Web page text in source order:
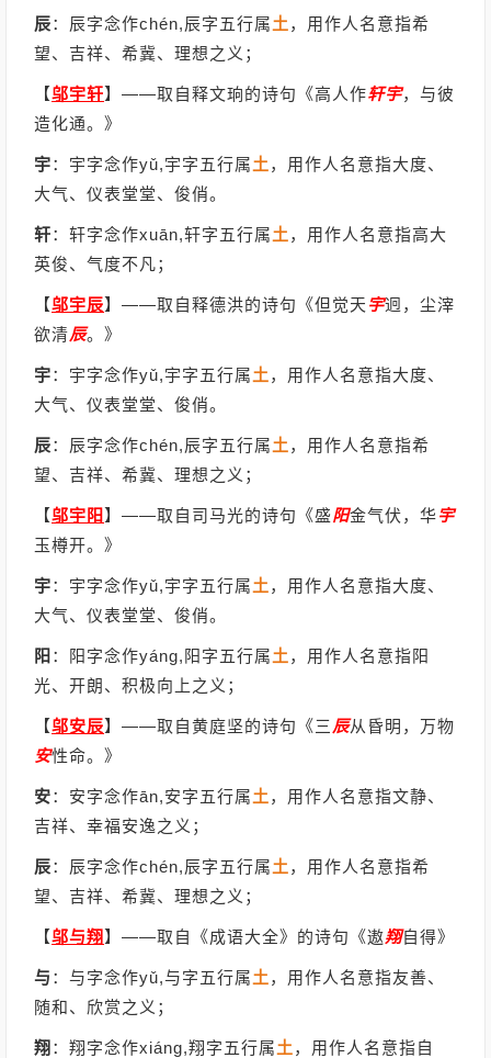
辰：辰字念作chén,辰字五行属土 ，用作人名意指希
望、吉祥、希冀、理想之义；
【邬宇轩】 ——取自释文珦的诗句《高人作轩宇，与彼
造化通。》
宇：宇字念作yǔ,宇字五行属土 ，用作人名意指大度、
大气、仪表堂堂、俊俏。
轩：轩字念作xuān,轩字五行属土 ，用作人名意指高大
英俊、气度不凡；
【邬宇辰】 ——取自释德洪的诗句《但觉天 宇迥，尘滓
欲清辰。》
宇：宇字念作yǔ,宇字五行属土 ，用作人名意指大度、
大气、仪表堂堂、俊俏。
辰：辰字念作chén,辰字五行属土 ，用作人名意指希
望、吉祥、希冀、理想之义；
【邬宇阳 】 ——取自司马光的诗句《盛阳金气伏，华宇
玉樽开。》
宇：宇字念作yǔ,宇字五行属土 ，用作人名意指大度、
大气、仪表堂堂、俊俏。
阳 ：阳字念作yáng,阳字五行属土 ，用作人名意指阳
光、开朗、积极向上之义；
【邬安辰】 ——取自黄庭坚的诗句《三辰从昏明，万物
安性命。》
安：安字念作ān,安字五行属土 ，用作人名意指文静、
吉祥、幸福安逸之义；
辰：辰字念作chén,辰字五行属土 ，用作人名意指希
望、吉祥、希冀、理想之义；
【邬与翔 】 ——取自《成语大全》的诗句《遨翔自得》
与 ：与字念作yǔ,与字五行属土 ，用作人名意指友善、
随和、欣赏之义；
翔 ：翔字念作xiáng,翔字五行属土 ，用作人名意指自